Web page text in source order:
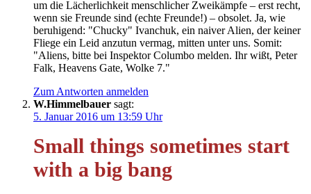
um die Lächerlichkeit menschlicher Zweikämpfe – erst recht,
wenn sie Freunde sind (echte Freunde!) – obsolet. Ja, wie
beruhigend: "Chucky" Ivanchuk, ein naiver Alien, der keiner
Fliege ein Leid anzutun vermag, mitten unter uns. Somit:
"Aliens, bitte bei Inspektor Columbo melden. Ihr wißt, Peter
Falk, Heavens Gate, Wolke 7."
Zum Antworten anmelden
W.Himmelbauer sagt:
5. Januar 2016 um 13:59 Uhr
Small things sometimes start
with a big bang